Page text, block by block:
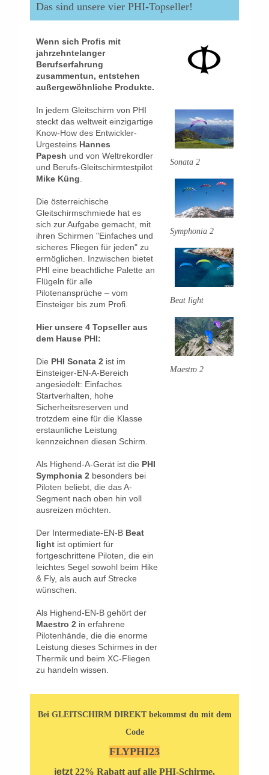
Das sind unsere vier PHI-Topseller!
Wenn sich Profis mit
jahrzehntelanger
Berufserfahrung
zusammentun, entstehen
außergewöhnliche Produkte.
In jedem Gleitschirm von PHI
steckt das weltweit einzigartige
Know-How des Entwickler-
Urgesteins Hannes
Papesh und von Weltrekordler
und Berufs-Gleitschirmtestpilot
Mike Küng
Die österreichische
Gleitschirmschmiede hat es
sich zur Aufgabe gemacht, mit
ihren Schirmen "Einfaches und
sicheres Fliegen für jeden" zu
ermöglichen. Inzwischen bietet
PHI eine beachtliche Palette an
Flügeln für alle
Pilotenansprüche – vom
Einsteiger bis zum Profi.
Hier unsere 4 Topseller aus
dem Hause PHI:
Die PHI Sonata 2 ist im
Einsteiger-EN-A-Bereich
angesiedelt: Einfaches
Startverhalten, hohe
Sicherheitsreserven und
trotzdem eine für die Klasse
erstaunliche Leistung
kennzeichnen diesen Schirm.
Als Highend-A-Gerät ist die PHI
Symphonia 2 besonders bei
Piloten beliebt, die das A-
Segment nach oben hin voll
ausreizen möchten.
Der Intermediate-EN-B Beat
light ist optimiert für
fortgeschrittene Piloten, die ein
leichtes Segel sowohl beim Hike
& Fly, als auch auf Strecke
wünschen.
Als Highend-EN-B gehört der
Maestro 2 in erfahrene
Pilotenhände, die die enorme
Leistung dieses Schirmes in der
Thermik und beim XC-Fliegen
zu handeln wissen.
Sonata 2
Symphonia 2
Beat light
Maestro 2
Bei GLEITSCHIRM DIREKT bekommst du mit dem
Code
FLYPHI23
jetzt 22% Rabatt auf alle PHI-Schirme,